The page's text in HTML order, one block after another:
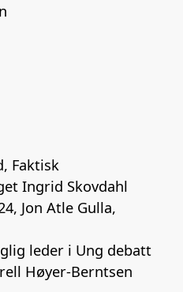
Faktisk
Ingrid Skovdahl
Jon Atle Gulla,
leder i Ung debatt
Høyer-Berntsen